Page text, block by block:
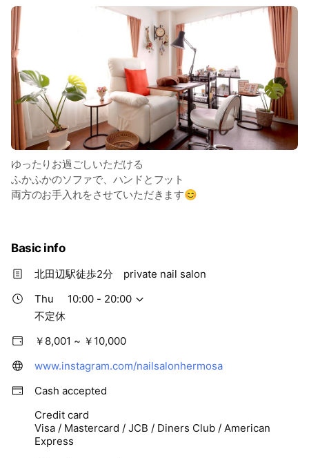
ゆったりお過ごしいただける
ふかふかのソファで、ハンドとフット
両方のお手入れをさせていただきます😊
Basic info
北田辺駅徒歩2分 private nail salon
Thu
10:00 - 20:00
不定休
￥8,001 ~ ￥10,000
www.instagram.com/nailsalonhermosa
Cash accepted
Credit card
Visa / Mastercard / JCB / Diners Club / American
Express